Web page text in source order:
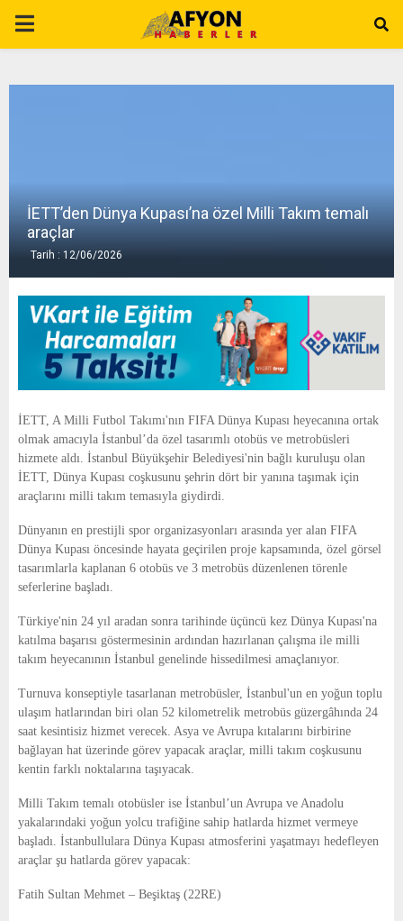
P
A
E
N
İETT’den Dünya Kupası’na özel Milli Takım temalı
araçlar
Tarih : 12/06/2026
İETT, A Milli Futbol Takımı'nın FIFA Dünya Kupası heyecanına ortak
olmak amacıyla İstanbul’da özel tasarımlı otobüs ve metrobüsleri
hizmete aldı. İstanbul Büyükşehir Belediyesi'nin bağlı kuruluşu olan
İETT, Dünya Kupası coşkusunu şehrin dört bir yanına taşımak için
araçlarını milli takım temasıyla giydirdi.
Dünyanın en prestijli spor organizasyonları arasında yer alan FIFA
Dünya Kupası öncesinde hayata geçirilen proje kapsamında, özel görsel
tasarımlarla kaplanan 6 otobüs ve 3 metrobüs düzenlenen törenle
seferlerine başladı.
Türkiye'nin 24 yıl aradan sonra tarihinde üçüncü kez Dünya Kupası'na
katılma başarısı göstermesinin ardından hazırlanan çalışma ile milli
takım heyecanının İstanbul genelinde hissedilmesi amaçlanıyor.
Turnuva konseptiyle tasarlanan metrobüsler, İstanbul'un en yoğun toplu
ulaşım hatlarından biri olan 52 kilometrelik metrobüs güzergâhında 24
saat kesintisiz hizmet verecek. Asya ve Avrupa kıtalarını birbirine
bağlayan hat üzerinde görev yapacak araçlar, milli takım coşkusunu
kentin farklı noktalarına taşıyacak.
Milli Takım temalı otobüsler ise İstanbul’un Avrupa ve Anadolu
yakalarındaki yoğun yolcu trafiğine sahip hatlarda hizmet vermeye
başladı. İstanbullulara Dünya Kupası atmosferini yaşatmayı hedefleyen
araçlar şu hatlarda görev yapacak:
Fatih Sultan Mehmet – Beşiktaş (22RE)